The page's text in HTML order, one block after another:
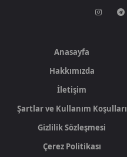
Anasayfa
Hakkımızda
İletişim
Şartlar ve Kullanım Koşulları
Gizlilik Sözleşmesi
Çerez Politikası